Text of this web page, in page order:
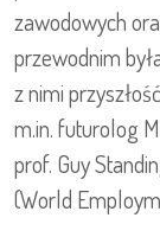
zawodowych
przewodnim
z nimi
m.in. futurolog
prof. Guy
(World